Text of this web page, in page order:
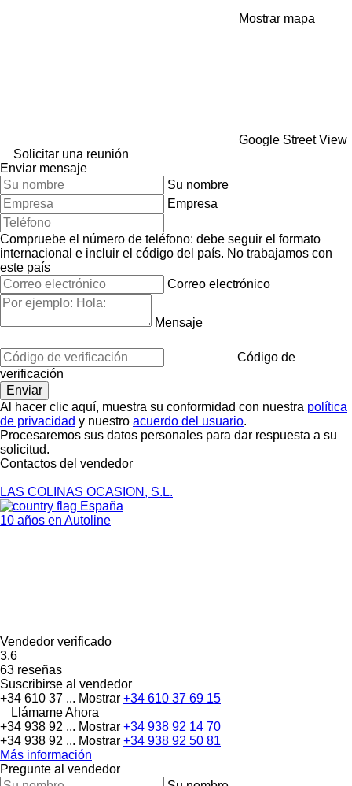
Mostrar mapa
Google Street View
Solicitar una reunión
Enviar mensaje
Su nombre
Empresa
Compruebe el número de teléfono: debe seguir el formato
internacional e incluir el código del país. No trabajamos con
este país
Correo electrónico
Mensaje
Código de
verificación
Al hacer clic aquí, muestra su conformidad con nuestra política
de privacidad y nuestro acuerdo del usuario.
Procesaremos sus datos personales para dar respuesta a su
solicitud.
Contactos del vendedor
LAS COLINAS OCASION, S.L.
España
10 años en Autoline
Vendedor verificado
3.6
63 reseñas
Suscribirse al vendedor
+34 610 37 ... Mostrar +34 610 37 69 15
Llámame Ahora
+34 938 92 ... Mostrar +34 938 92 14 70
+34 938 92 ... Mostrar +34 938 92 50 81
Más información
Pregunte al vendedor